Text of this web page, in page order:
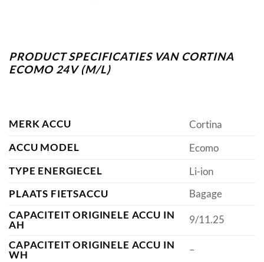
PRODUCT SPECIFICATIES VAN CORTINA
ECOMO 24V (M/L)
MERK ACCU
Cortina
ACCU MODEL
Ecomo
TYPE ENERGIECEL
Li-ion
PLAATS FIETSACCU
Bagage
CAPACITEIT ORIGINELE ACCU IN
AH
9/11.25
CAPACITEIT ORIGINELE ACCU IN
WH
–